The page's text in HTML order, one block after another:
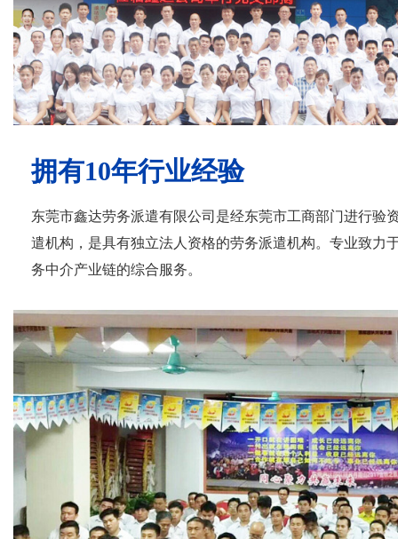
拥有10年行业经验
东莞市鑫达劳务派遣有限公司是经东莞市工商部门进行验
遣机构，是具有独立法人资格的劳务派遣机构。专业致力
务中介产业链的综合服务。